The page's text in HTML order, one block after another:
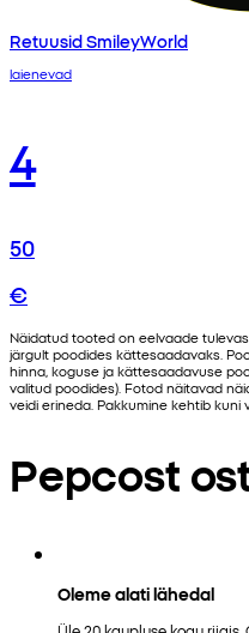
Retuusid SmileyWorld
laienevad
4
50
€
Näidatud tooted on eelvaade
järgult poodides kättesaadavaks.
hinna, koguse ja kättesaadavuse
valitud poodides). Fotod näitavad
veidi erineda. Pakkumine kehtib kuni
Pepcost
Oleme alati lähedal